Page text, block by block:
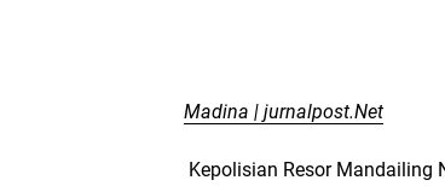
Madina | jurnalpost.Net
Kepolisian Resor Mandailing